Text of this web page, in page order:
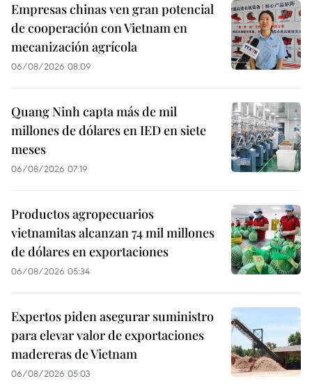
Empresas chinas ven gran potencial
de cooperación con Vietnam en
mecanización agrícola
06/08/2026 08:09
Quang Ninh capta más de mil
millones de dólares en IED en siete
meses
06/08/2026 07:19
Productos agropecuarios
vietnamitas alcanzan 74 mil millones
de dólares en exportaciones
06/08/2026 05:34
Expertos piden asegurar suministro
para elevar valor de exportaciones
madereras de Vietnam
06/08/2026 05:03